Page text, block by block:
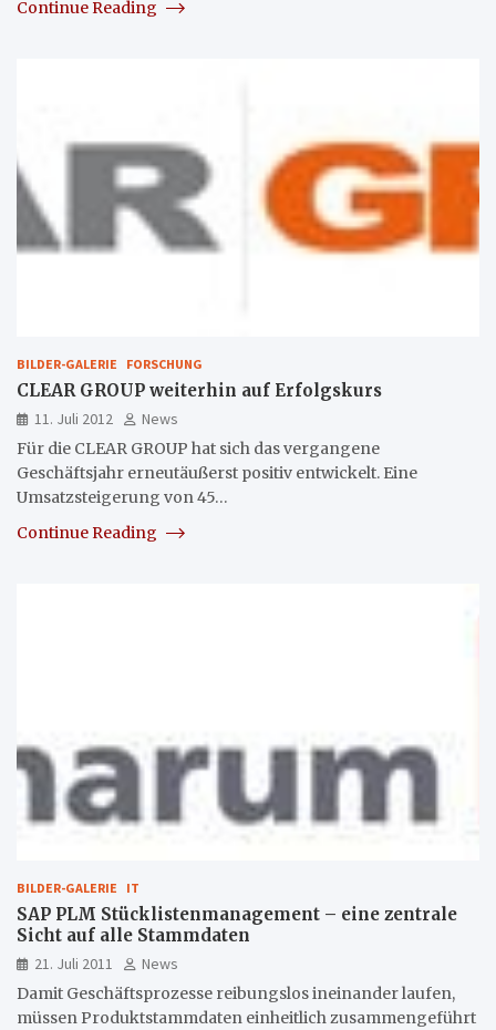
Continue Reading
BILDER-GALERIE FORSCHUNG
CLEAR GROUP weiterhin auf Erfolgskurs
11. Juli 2012
News
Für die CLEAR GROUP hat sich das vergangene
Geschäftsjahr erneutäußerst positiv entwickelt. Eine
Umsatzsteigerung von 45…
Continue Reading
BILDER-GALERIE IT
SAP PLM Stücklistenmanagement – eine zentrale
Sicht auf alle Stammdaten
21. Juli 2011
News
Damit Geschäftsprozesse reibungslos ineinander laufen,
müssen Produktstammdaten einheitlich zusammengeführt